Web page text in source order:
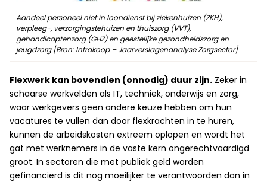
Aandeel personeel niet in loondienst bij ziekenhuizen (ZKH),
verpleeg-, verzorgingstehuizen en thuiszorg (VVT),
gehandicaptenzorg (GHZ) en geestelijke gezondheidszorg en
jeugdzorg [Bron: Intrakoop – Jaarverslagenanalyse Zorgsector]
Flexwerk kan bovendien (onnodig) duur zijn. Zeker in
schaarse werkvelden als IT, techniek, onderwijs en zorg,
waar werkgevers geen andere keuze hebben om hun
vacatures te vullen dan door flexkrachten in te huren,
kunnen de arbeidskosten extreem oplopen en wordt het
gat met werknemers in de vaste kern ongerechtvaardigd
groot. In sectoren die met publiek geld worden
gefinancierd is dit nog moeilijker te verantwoorden dan in